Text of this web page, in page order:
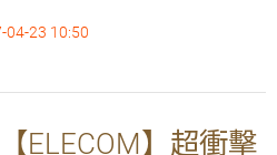
04-23 10:50
ELECOM】超衝擊